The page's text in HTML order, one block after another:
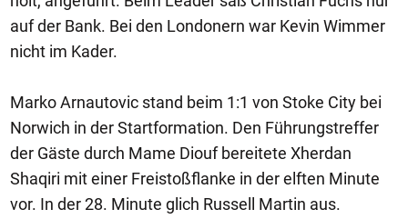
auf der Bank. Bei den Londonern war Kevin Wimmer
nicht im Kader.
Marko Arnautovic stand beim 1:1 von Stoke City bei
Norwich in der Startformation. Den Führungstreffer
der Gäste durch Mame Diouf bereitete Xherdan
Shaqiri mit einer Freistoßflanke in der elften Minute
vor. In der 28. Minute glich Russell Martin aus.